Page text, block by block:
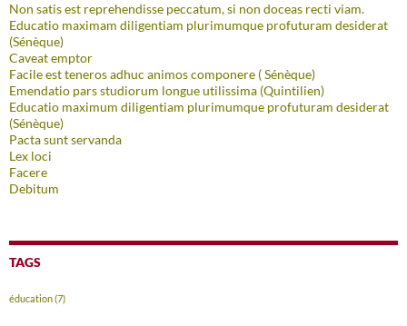
Non satis est reprehendisse peccatum, si non doceas recti viam.
Educatio maximam diligentiam plurimumque profuturam desiderat
(Sénèque)
Caveat emptor
Facile est teneros adhuc animos componere ( Sénèque)
Emendatio pars studiorum longue utilissima (Quintilien)
Educatio maximum diligentiam plurimumque profuturam desiderat
(Sénèque)
Pacta sunt servanda
Lex loci
Facere
Debitum
TAGS
éducation(7)